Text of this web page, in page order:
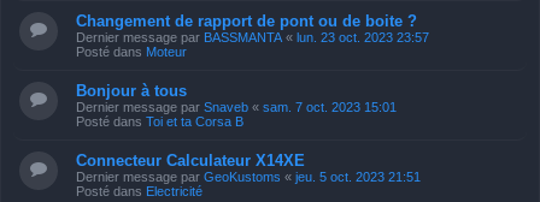
Changement de rapport de pont ou de boite ?
Dernier message par BASSMANTA « lun. 23 oct. 2023 23:57
Posté dans Moteur
Bonjour à tous
Dernier message par Snaveb « sam. 7 oct. 2023 15:01
Posté dans Toi et ta Corsa B
Connecteur Calculateur X14XE
Dernier message par GeoKustoms « jeu. 5 oct. 2023 21:51
Posté dans Electricité